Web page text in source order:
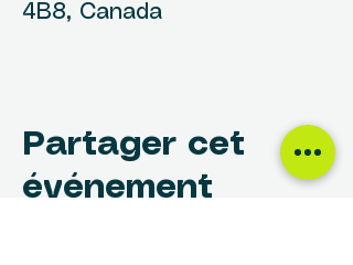
4B8, Canada
Partager cet
événement